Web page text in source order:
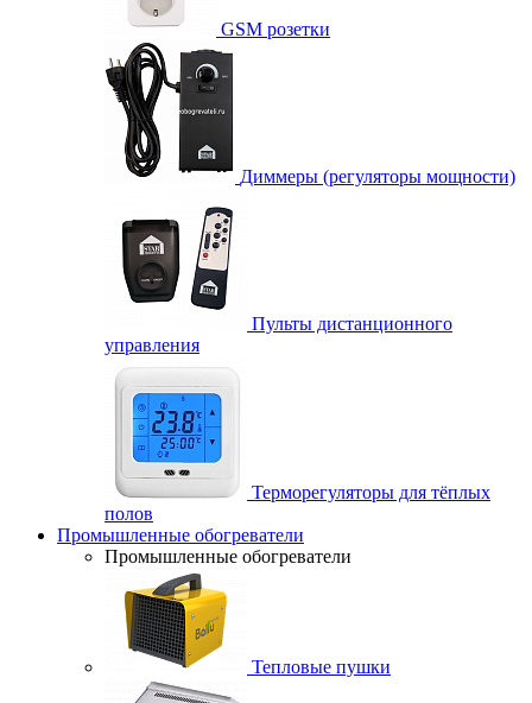
GSM розетки
Диммеры (регуляторы мощности)
Пульты дистанционного
управления
Терморегуляторы для тёплых
полов
Промышленные обогреватели
Промышленные обогреватели
Тепловые пушки